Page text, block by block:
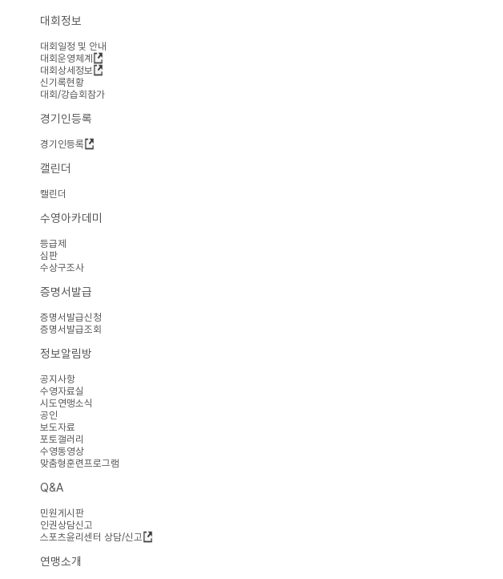
대회정보
대회일정 및 안내
대회운영체계
대회상세정보
신기록현황
대회/강습회참가
경기인등록
경기인등록
캘린더
캘린더
수영아카데미
등급제
심판
수상구조사
증명서발급
증명서발급신청
증명서발급조회
정보알림방
공지사항
수영자료실
시도연맹소식
공인
보도자료
포토갤러리
수영동영상
맞춤형훈련프로그램
Q&A
민원게시판
인권상담신고
스포츠윤리센터 상담/신고
연맹소개